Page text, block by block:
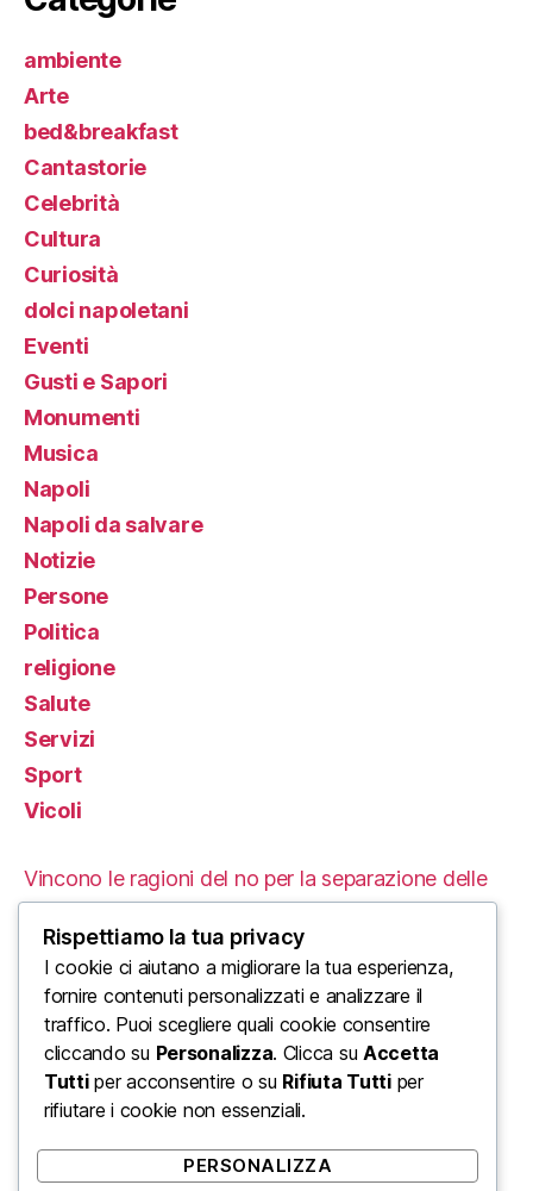
ambiente
Arte
bed&breakfast
Cantastorie
Celebrità
Cultura
Curiosità
dolci napoletani
Eventi
Gusti e Sapori
Monumenti
Musica
Napoli
Napoli da salvare
Notizie
Persone
Politica
religione
Salute
Servizi
Sport
Vicoli
Vincono le ragioni del no per la separazione delle
carriere
Le Proteste in Iran: Un’Analisi delle Cause e delle
Conseguenze Tragiche
L’ordine mondiale di Trump: un enorme urlo di
disinformazione di Stato
Rispettiamo la tua privacy
I cookie ci aiutano a migliorare la tua esperienza,
fornire contenuti personalizzati e analizzare il
traffico. Puoi scegliere quali cookie consentire
cliccando su Personalizza. Clicca suAccetta
Tuttiper acconsentire o su Rifiuta Tuttiper
rifiutare i cookie non essenziali.
PERSONALIZZA